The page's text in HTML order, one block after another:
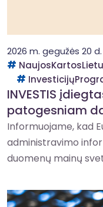
2026 m. gegužės 20 d.
INVESTIS
patogesniam
Informuojame, kad
administravimo
duomenų mainų